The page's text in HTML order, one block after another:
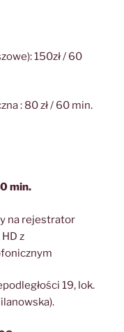
150zł / 60
: 80 zł / 60 min.
min.
na rejestrator
z
19, lok.